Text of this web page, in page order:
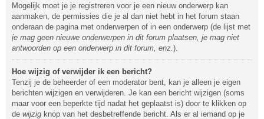
Mogelijk moet je je registreren voor je een nieuw onderwerp kan
aanmaken, de permissies die je al dan niet hebt in het forum staan
onderaan de pagina met onderwerpen of in een onderwerp (de lijst met
je mag geen nieuwe onderwerpen in dit forum plaatsen, je mag niet
antwoorden op een onderwerp in dit forum, enz.).
Hoe wijzig of verwijder ik een bericht?
Tenzij je de beheerder of een moderator bent, kan je alleen je eigen
berichten wijzigen en verwijderen. Je kan een bericht wijzigen (soms
maar voor een beperkte tijd nadat het geplaatst is) door te klikken op
de wijzig knop van het desbetreffende bericht. Als er al iemand op je